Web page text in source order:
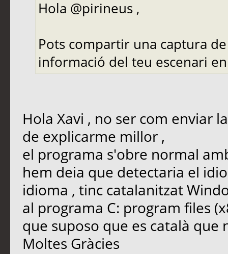
Hola @pirineus ,
Pots compartir una captura
informació del teu escenari
Hola Xavi , no ser com enviar
de explicarme millor ,
el programa s'obre normal
hem deia que detectaria el
idioma , tinc catalanitzat
al programa C: program files
que suposo que es català que
Moltes Gràcies